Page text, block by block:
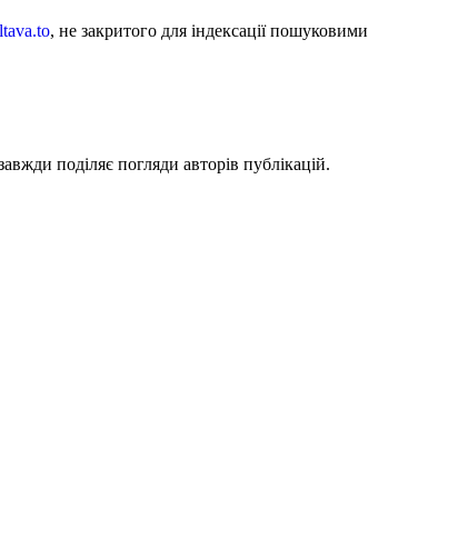
, не закритого для індексації пошуковими
поділяє погляди авторів публікацій.